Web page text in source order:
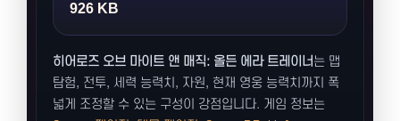
926 KB
히어로즈 오브 마이트 앤 매직: 올든 에라 트레이너는 맵
탐험, 전투, 세력 능력치, 자원, 현재 영웅 능력치까지 폭
넓게 조정할 수 있는 구성이 강점입니다. 게임 정보는